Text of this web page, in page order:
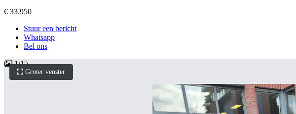
€ 33.950
Stuur een bericht
Whatsapp
Bel ons
Groter venster
1/15